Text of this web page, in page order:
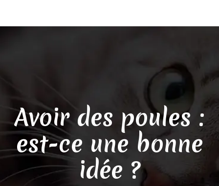
Avoir des poules :
est-ce une bonne
idée ?